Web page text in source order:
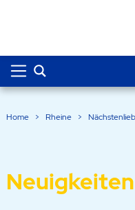
Home > Rheine >
Neuigkeiten